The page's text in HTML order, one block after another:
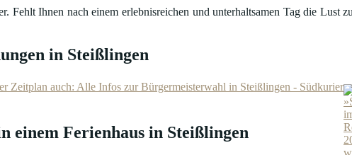
Fehlt Ihnen nach einem erlebnisreichen und unterhaltsamen Tag die
in Steißlingen
Zeitplan auch: Alle Infos zur Bürgermeisterwahl in Steißlingen - Südkurier
einem Ferienhaus in Steißlingen